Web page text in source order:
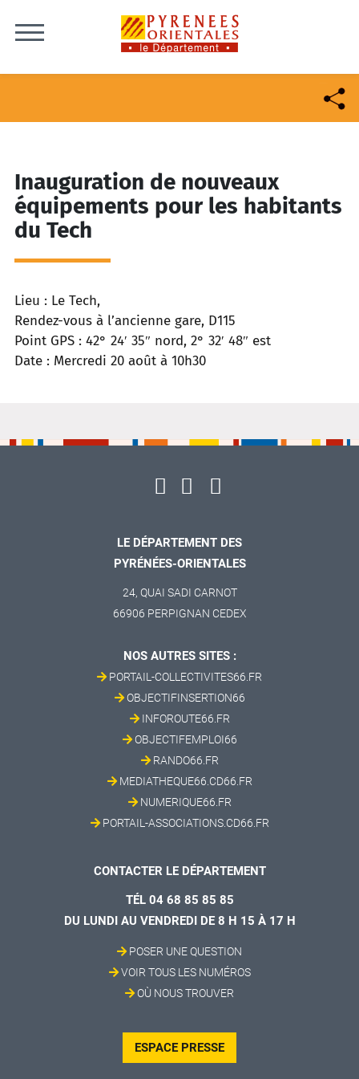
Inauguration de nouveaux
équipements pour les habitants
du Tech
Lieu : Le Tech,
Rendez-vous à l’ancienne gare, D115
Point GPS : 42° 24′ 35″ nord, 2° 32′ 48″ est
Date : Mercredi 20 août à 10h30
LE DÉPARTEMENT DES
PYRÉNÉES-ORIENTALES
24, QUAI SADI CARNOT
66906 PERPIGNAN CEDEX
NOS AUTRES SITES :
PORTAIL-COLLECTIVITES66.FR
OBJECTIFINSERTION66
INFOROUTE66.FR
OBJECTIFEMPLOI66
RANDO66.FR
MEDIATHEQUE66.CD66.FR
NUMERIQUE66.FR
PORTAIL-ASSOCIATIONS.CD66.FR
CONTACTER LE DÉPARTEMENT
TÉL 04 68 85 85 85
DU LUNDI AU VENDREDI DE 8 H 15 À 17 H
POSER UNE QUESTION
VOIR TOUS LES NUMÉROS
OÙ NOUS TROUVER
ESPACE PRESSE